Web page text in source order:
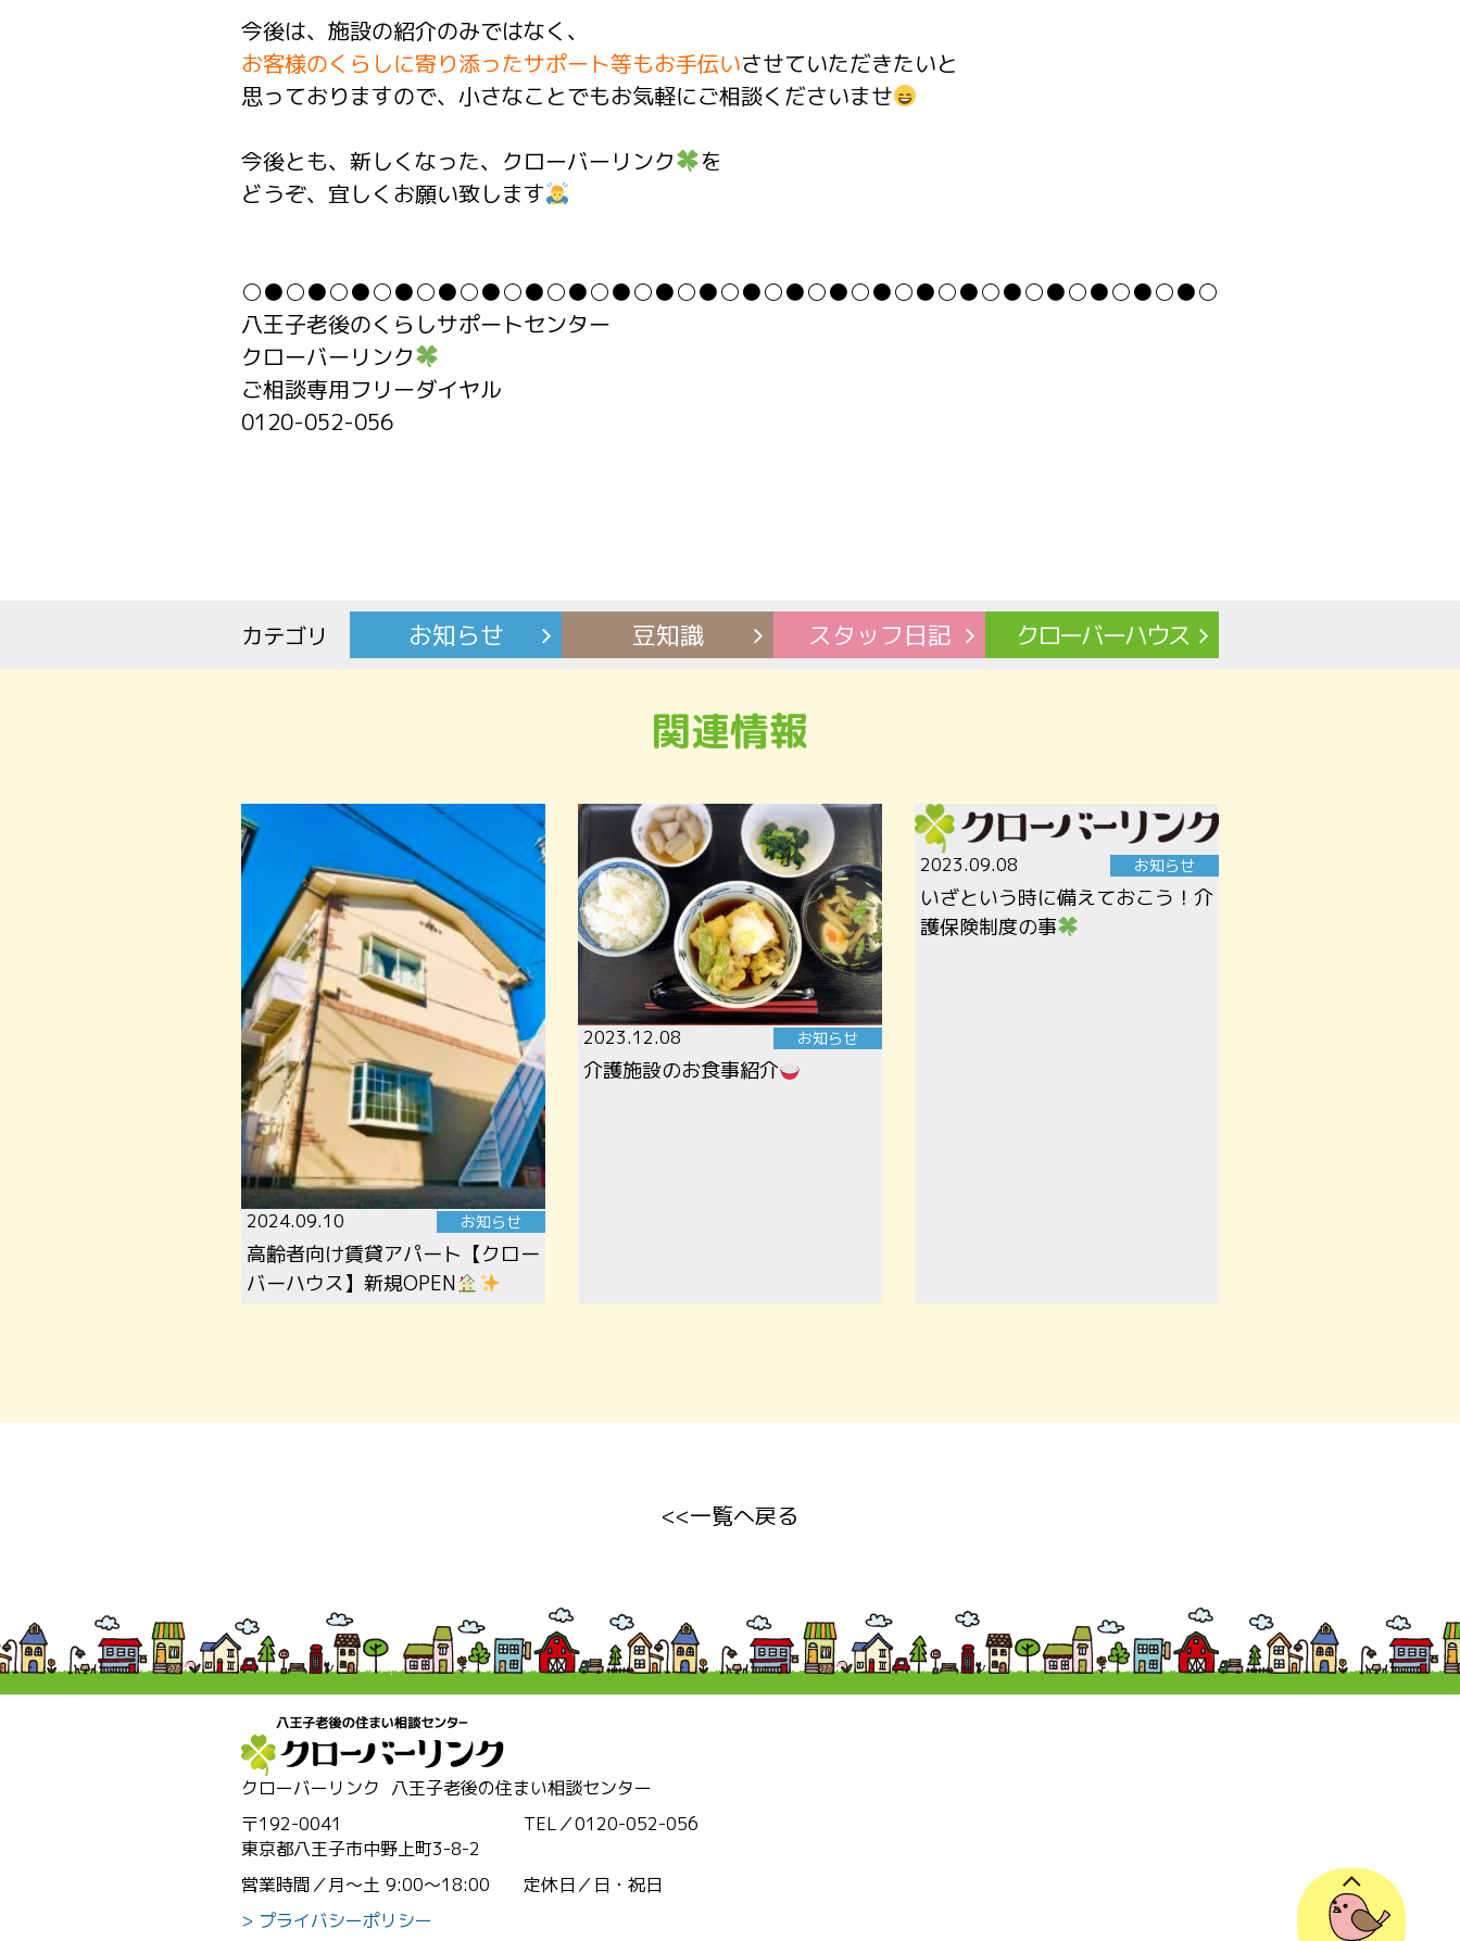
今後は、施設の紹介のみではなく、
お客様のくらしに寄り添ったサポート等もお手伝いさせていただきたいと
思っておりますので、小さなことでもお気軽にご相談くださいませ
今後とも、新しくなった、クローバーリンク
を
どうぞ、宜しくお願い致します
○●○●○●○●○●○●○●○●○●○●○●○●○●○●○●○●○●○●○●○●○●○●○
八王子老後のくらしサポートセンター
クローバーリンク
ご相談専用フリーダイヤル
0120-052-056
カテゴリ お知らせ 豆知識 スタッフ日記 クローバーハウス
関連情報
2024.09.10 お知らせ
高齢者向け賃貸アパート【クロー
バーハウス】新規OPEN
2023.12.08 お知らせ
介護施設のお食事紹介
2023.09.08 お知らせ
いざという時に備えておこう！介
護保険制度の事
一覧へ戻る
クローバーリンク 八王子老後の住まい相談センター
〒192-0041
東京都八王子市中野上町3-8-2
TEL／0120-052-056
営業時間／月～土 9:00～18:00
定休日／日・祝日
プライバシーポリシー